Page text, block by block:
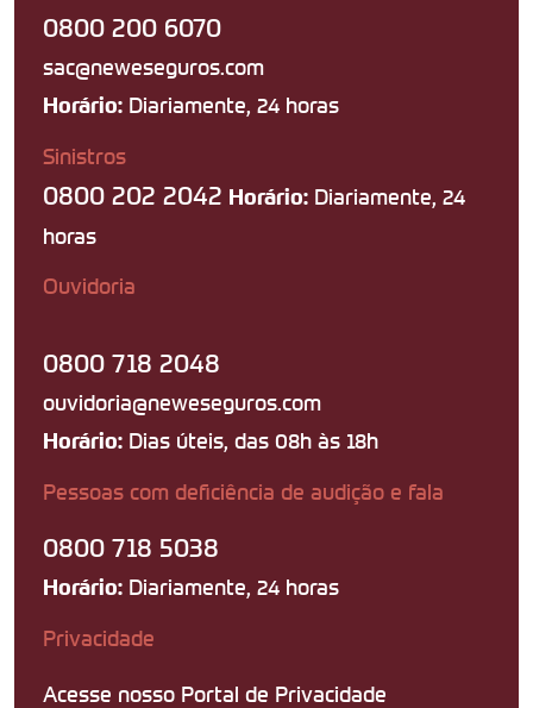
0800 200 6070
sac@neweseguros.com
Horário: Diariamente, 24 horas
Sinistros
0800 202 2042 Horário: Diariamente, 24
horas
Ouvidoria
0800 718 2048
ouvidoria@neweseguros.com
Horário: Dias úteis, das 08h às 18h
Pessoas com deficiência de audição e fala
0800 718 5038
Horário: Diariamente, 24 horas
Privacidade
Acesse nosso Portal de Privacidade